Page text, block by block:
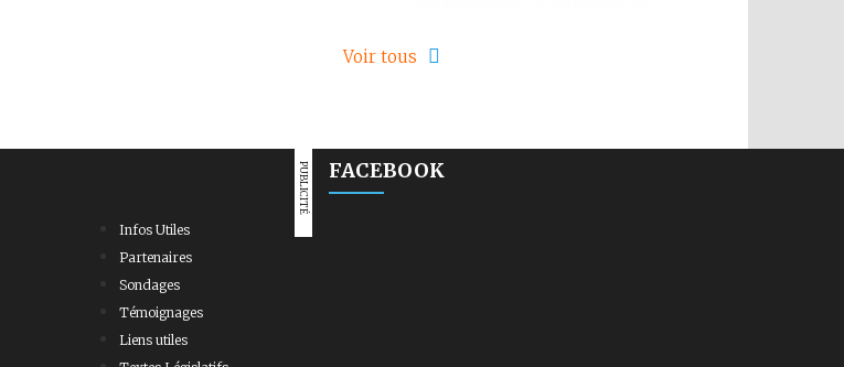
Voir tous
PUBLICITÉ
Infos Utiles
Partenaires
Sondages
Témoignages
Liens utiles
FACEBOOK